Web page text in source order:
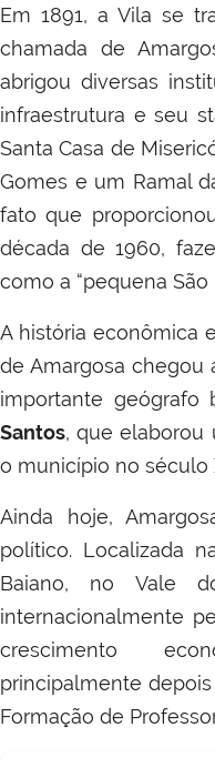
Em 1891, a Vila se
chamada de
abrigou diversas
infraestrutura e seu
Santa Casa de
Gomes e um Ramal
fato que
década de 1960,
como a “pequena São
A história econômica
de Amargosa chegou
importante geógrafo
Santos, que elaborou
o município no século
Ainda hoje,
político. Localizada
Baiano, no Vale
internacionalmente
crescimento
principalmente
Formação de